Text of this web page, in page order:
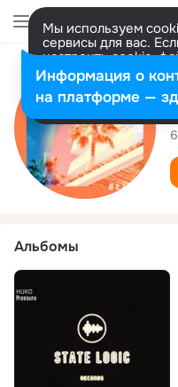
Мы используем
сервисы для вас.
настроить cookie-
представитель.
Разрешить все
Альбомы
Информация о
на платформе —